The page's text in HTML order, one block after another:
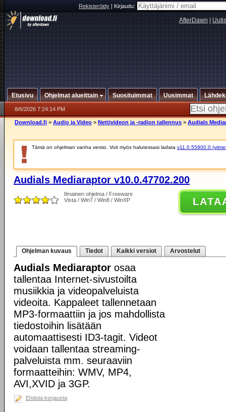
Rekisteröidy|Kirjaudu:
AfterDawn
Etusivu Ohjelmat alueittain Suosituimmat Uusimmat
8/6/2026 7:24:14 PM
Download.fi > Audio ja Video > Nettivideon ja -radion tallennus > Audials
Tämä on ohjelman vanha versio. Voit myös halutessasi ladata v11.0.55900.0
Audials Mediaraptor v10.0.47702.200
Ilmainen ohjelma / Freeware
Vista / Win7 / Win8 / WinXP
Ohjelman kuvaus Tiedot Kaikki versiot Arvostelut
Audials Mediaraptor osaa
tallentaa Internet-sivustoilta
musiikkia ja videopalveluista
videoita. Kappaleet tallennetaan
MP3-formaattiin ja jos mahdollista
tiedostoihin lisätään
automaattisesti ID3-tagit. Videot
voidaan tallentaa streaming-
palveluista mm. seuraaviin
formaatteihin: WMV, MP4,
AVI,XVID ja 3GP.
Ehdota korjausta